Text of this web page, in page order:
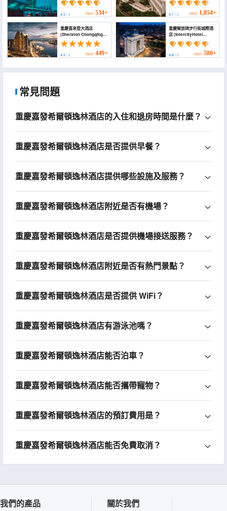
4.5 / 5 HKD 534+
Alley Chongqing
4.7/ 5 HKD 1,854+
重慶喜來登大酒店
(Sheraton Chongqing
Hotel)
4.5 / 5 HKD 449+
重慶解放碑步行街城際酒
店 (IntercityHotel
Chongqing Jiefangbei
Pedestrian Street)
4.8/ 5 HKD 580+
常見問題
重慶嘉發希爾頓逸林酒店的入住和退房時間是什麼？
重慶嘉發希爾頓逸林酒店是否提供早餐？
重慶嘉發希爾頓逸林酒店提供哪些設施及服務？
重慶嘉發希爾頓逸林酒店附近是否有機場？
重慶嘉發希爾頓逸林酒店是否提供機場接送服務？
重慶嘉發希爾頓逸林酒店附近是否有熱門景點？
重慶嘉發希爾頓逸林酒店是否提供 WiFi？
重慶嘉發希爾頓逸林酒店有游泳池嗎？
重慶嘉發希爾頓逸林酒店能否泊車？
重慶嘉發希爾頓逸林酒店能否攜帶寵物？
重慶嘉發希爾頓逸林酒店的預訂費用是？
重慶嘉發希爾頓逸林酒店能否免費取消？
我們的產品 關於我們